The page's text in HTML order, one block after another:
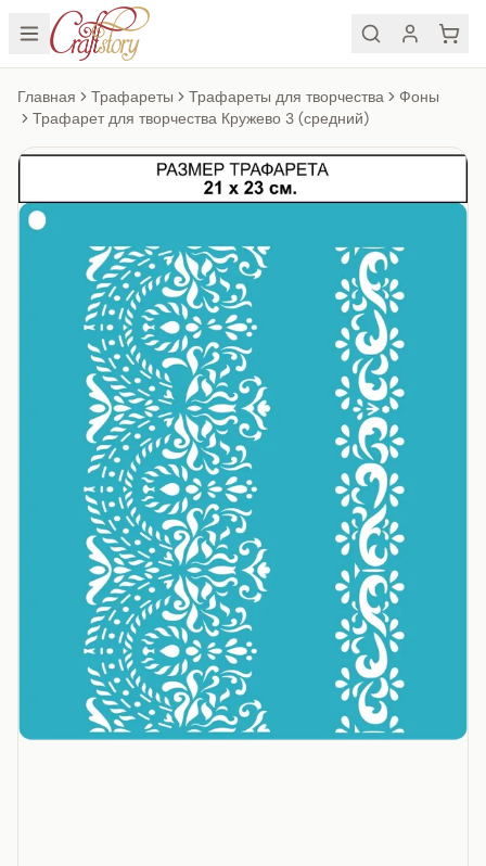
Главная Трафареты Трафареты для творчества
Фоны
Трафарет для творчества Кружево 3 (средний)